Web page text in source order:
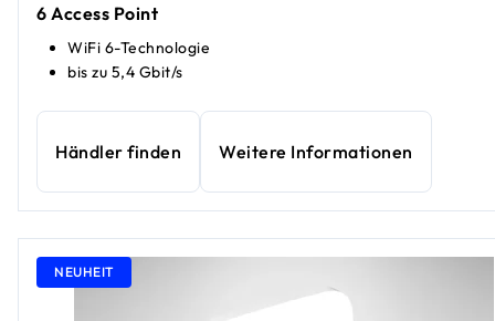
6 Access Point
WiFi 6-Technologie
bis zu 5,4 Gbit/s
Händler finden Weitere Informationen
NEUHEIT